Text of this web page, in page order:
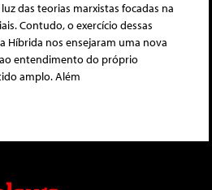
das teorias marxistas focadas na
Contudo, o exercício dessas
Híbrida nos ensejaram uma nova
entendimento do próprio
amplo. Além